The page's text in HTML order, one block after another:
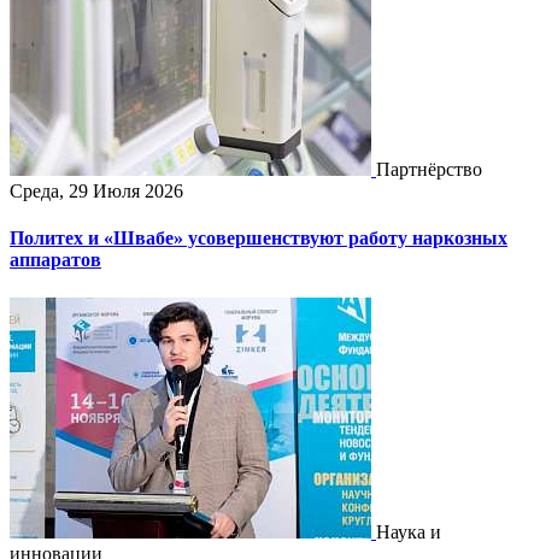
Партнёрство
Среда, 29 Июля 2026
Политех и «Швабе» усовершенствуют работу наркозных
аппаратов
Наука и
инновации